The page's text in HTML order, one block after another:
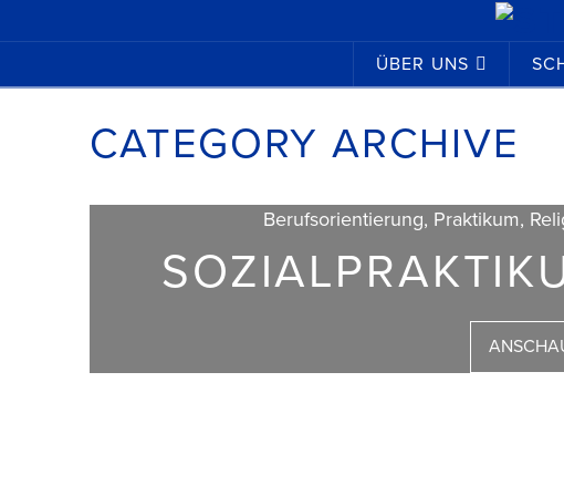
ÜBER UNS
CATEGORY ARCHIVE
Berufsorientierung, Praktikum,